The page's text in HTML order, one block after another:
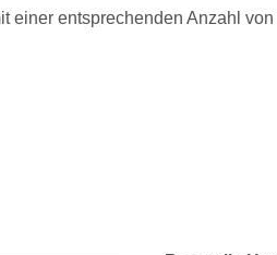
einer entsprechenden Anzahl